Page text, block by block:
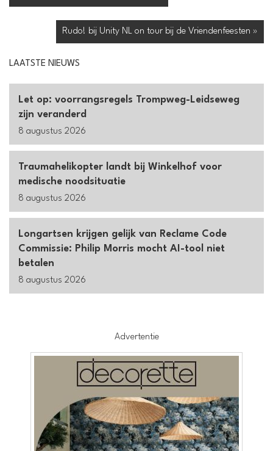
Rudo! bij Unity NL on tour bij de Vriendenfeesten »
LAATSTE NIEUWS
Let op: voorrangsregels Trompweg-Leidseweg
zijn veranderd
8 augustus 2026
Traumahelikopter landt bij Winkelhof voor
medische noodsituatie
8 augustus 2026
Longartsen krijgen gelijk van Reclame Code
Commissie: Philip Morris mocht AI-tool niet
betalen
8 augustus 2026
Advertentie